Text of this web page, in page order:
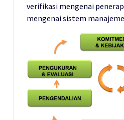
verifikasi mengenai
mengenai sistem